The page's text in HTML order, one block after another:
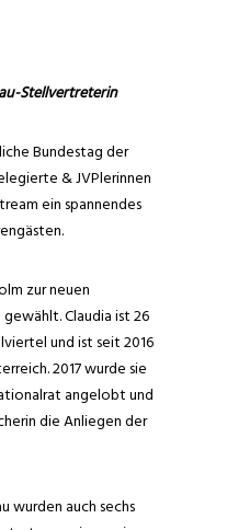
Stellvertreterin
Bundestag der
& JVPlerinnen
ein spannendes
zur neuen
Claudia ist 26
und ist seit 2016
2017 wurde sie
angelobt und
die Anliegen der
wurden auch sechs